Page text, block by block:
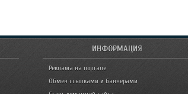
ИНФОРМАЦИЯ
Реклама на портале
Обмен ссылками и баннерами